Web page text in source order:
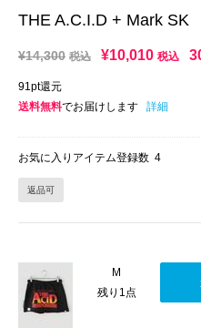
THE A.C.I.D + Mark SK
¥14,300 税込 ¥10,010 税込
91pt還元
送料無料でお届けします 詳細
お気に入りアイテム登録数 4
返品可
M
残り1点